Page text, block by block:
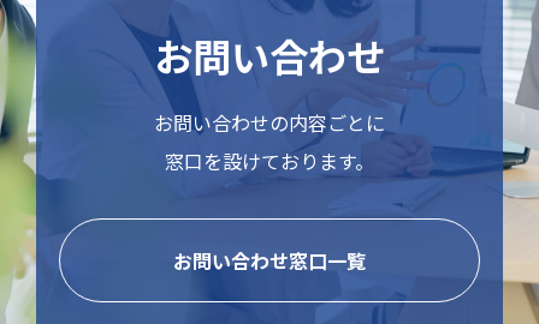
お問い合わせ
お問い合わせの内容ごとに
窓口を設けております。
お問い合わせ窓口一覧